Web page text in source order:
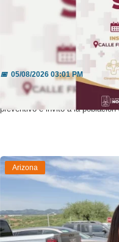
Llaman a
📅05/08/2026 03:01 PM
La directora de Salud Municipal
preventivo e invitó a la población
Arizona